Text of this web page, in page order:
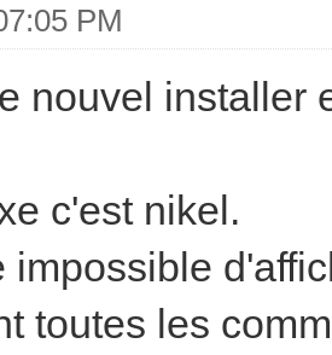
PM
nouvel installer
c'est nikel.
impossible
toutes les